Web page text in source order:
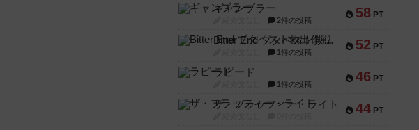
58 PT
ギャンブラー
2件の投稿
52 PT
Bitter End ブタペスト救出作戦
1件の投稿
46 PT
ラピード
1件の投稿
44 PT
ザ・フラッフィー・ライト